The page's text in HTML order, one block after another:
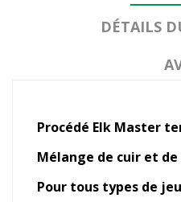
DÉTAILS
Procédé Elk Master
Mélange de cuir et
Pour tous types de